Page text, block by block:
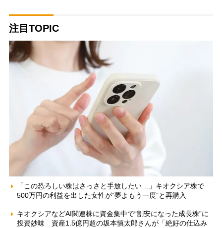
注目TOPIC
「この恐ろしい株はさっさと手放したい…」キオクシア株で
500万円の利益を出した女性が“夢よもう一度”と再購入
キオクシアなどAI関連株に資金集中で“割安になった成長株”に
投資妙味 資産1.5億円超の坂本慎太郎さんが「絶好の仕込み